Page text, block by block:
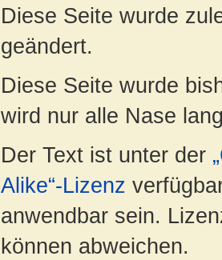
Diese Seite wurde
geändert.
Diese Seite wurde
wird nur alle Nase
Der Text ist unter der
Alike“-Lizenz
anwendbar sein.
können abweichen.